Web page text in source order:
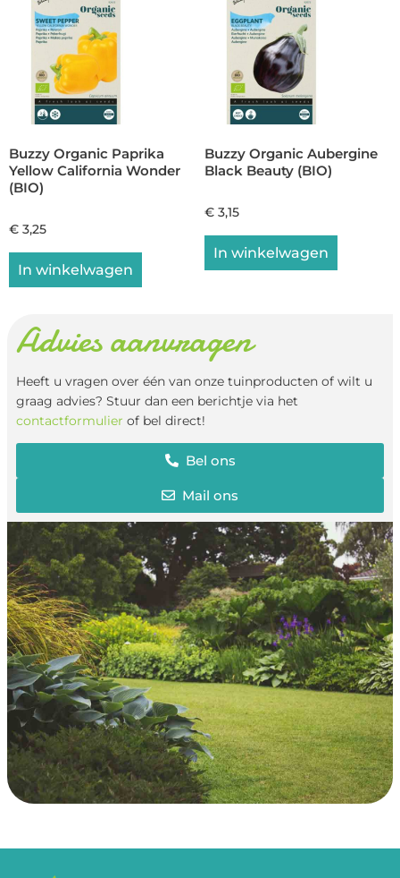
Buzzy Organic Paprika
Yellow California Wonder
(BIO)
€ 3,25
In winkelwagen
Buzzy Organic Aubergine
Black Beauty (BIO)
€ 3,15
In winkelwagen
Advies aanvragen
Heeft u vragen over één van onze tuinproducten of wilt u
graag advies? Stuur dan een berichtje via het
contactformulier of bel direct!
Bel ons
Mail ons